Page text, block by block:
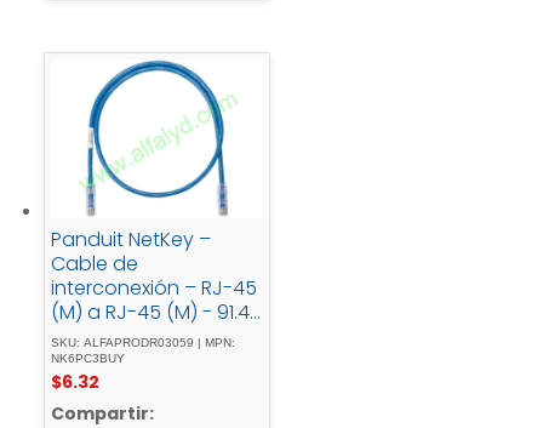
Panduit NetKey –
Cable de
interconexión – RJ-45
(M) a RJ-45 (M) - 91.4
- cmUTPCAT -
6eatornillado, -
trenzadoazul
SKU: ALFAPRODR03059 | MPN:
NK6PC3BUY
$6.32
Compartir: